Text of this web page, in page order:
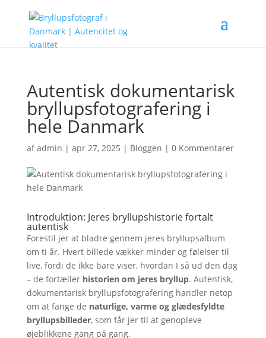
Autentisk dokumentarisk
bryllupsfotografering i
hele Danmark
afadmin | apr 27, 2025 | Bloggen | 0 Kommentarer
Introduktion: Jeres bryllupshistorie fortalt
autentisk
Forestil jer at bladre gennem jeres bryllupsalbum
om ti år. Hvert billede vækker minder og følelser til
live, fordi de ikke bare viser, hvordan I så ud den dag
– de fortæller historien om jeres bryllup. Autentisk,
dokumentarisk bryllupsfotografering handler netop
om at fange de naturlige, varme og glædesfyldte
bryllupsbilleder, som får jer til at genopleve
øjeblikkene gang på gang.